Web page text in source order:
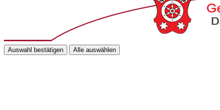
Auswahl bestätigen Alle auswählen